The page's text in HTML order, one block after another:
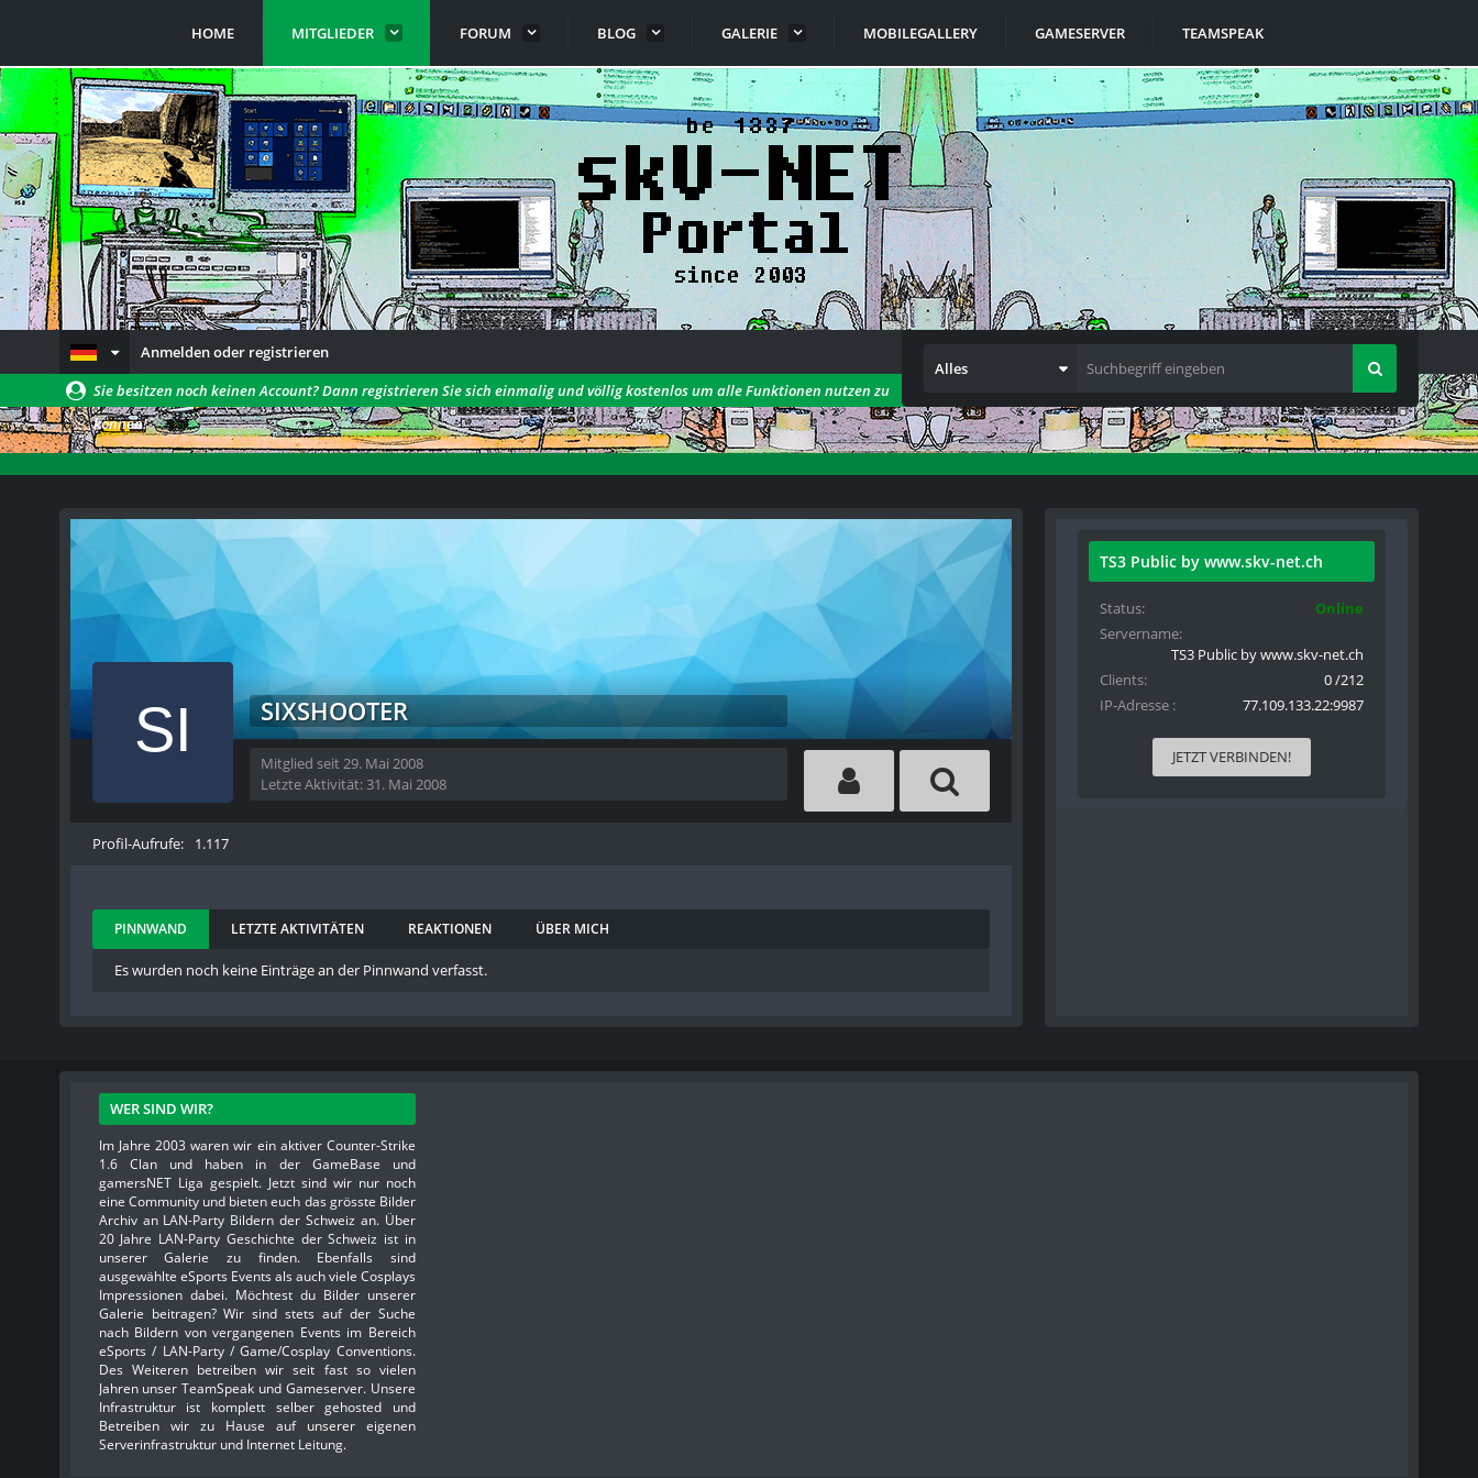
HOME MITGLIEDER FORUM BLOG GALERIE MOBILEGALLERY GAMESERVER TEAMSPEAK
Anmelden oder registrieren
Alles
Sie besitzen noch keinen Account? Dann registrieren Sie sich einmalig und völlig kostenlos um alle Funktionen nutzen zu
können!
SIXSHOOTER
Mitglied seit 29. Mai 2008
Letzte Aktivität:31. Mai 2008
Profil-Aufrufe 1.117
PINNWAND LETZTE AKTIVITÄTEN REAKTIONEN ÜBER MICH
Es wurden noch keine Einträge an der Pinnwand verfasst.
TS3 Public by www.skv-net.ch
Status
Online
Servername
TS3 Public by www.skv-net.ch
Clients
0 /212
IP-Adresse
77.109.133.22:9987
JETZT VERBINDEN!
WER SIND WIR?
Im Jahre 2003 waren wir ein aktiver Counter-Strike
1.6 Clan und haben in der GameBase und
gamersNET Liga gespielt. Jetzt sind wir nur noch
eine Community und bieten euch das grösste Bilder
Archiv an LAN-Party Bildern der Schweiz an. Über
20 Jahre LAN-Party Geschichte der Schweiz ist in
unserer Galerie zu finden. Ebenfalls sind
ausgewählte eSports Events als auch viele Cosplays
Impressionen dabei. Möchtest du Bilder unserer
Galerie beitragen? Wir sind stets auf der Suche
nach Bildern von vergangenen Events im Bereich
eSports / LAN-Party / Game/Cosplay Conventions.
Des Weiteren betreiben wir seit fast so vielen
Jahren unser TeamSpeak und Gameserver. Unsere
Infrastruktur ist komplett selber gehosted und
Betreiben wir zu Hause auf unserer eigenen
Serverinfrastruktur und Internet Leitung.